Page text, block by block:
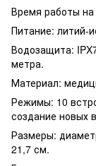
Время работы
Питание: литий-
Водозащита:
метра.
Материал:
Режимы: 10
создание новых
Размеры:
21,7 см.